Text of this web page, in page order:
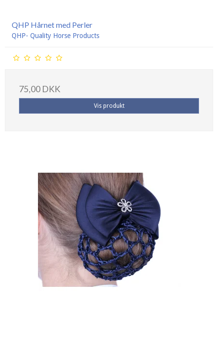
QHP Hårnet med Perler
QHP- Quality Horse Products
75,00 DKK
Vis produkt